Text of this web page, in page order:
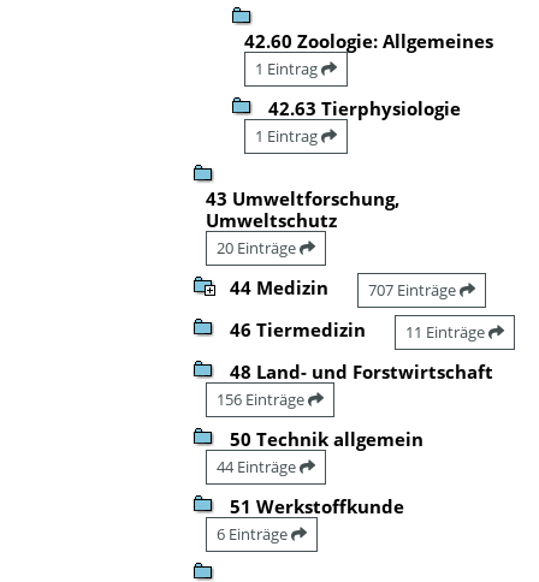
42.60 Zoologie: Allgemeines
1 Eintrag
42.63 Tierphysiologie
1 Eintrag
43 Umweltforschung,
Umweltschutz
20 Einträge
44 Medizin 707 Einträge
46 Tiermedizin 11 Einträge
48 Land- und Forstwirtschaft
156 Einträge
50 Technik allgemein
44 Einträge
51 Werkstoffkunde
6 Einträge